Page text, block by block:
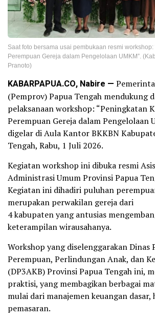
Saat foto bersama usai pembukaan resmi
Perempuan Gereja dalam Pengelolaan UMKM”.
Pranoto)
KABARPAPUA.CO, Nabire —
(Pemprov) Papua Tengah mendukung
pelaksanaan workshop: “Peningkatan
Perempuan Gereja dalam Pengelolaan
digelar di Aula Kantor BKKBN
Tengah, Rabu, 1 Juli 2026.
Kegiatan workshop ini dibuka resmi
Administrasi Umum Provinsi Papua
Kegiatan ini dihadiri puluhan
merupakan perwakilan gereja dari
4 kabupaten yang antusias
keterampilan wirausahanya.
Workshop yang diselenggarakan Dinas
Perempuan, Perlindungan Anak, dan
(DP3AKB) Provinsi Papua Tengah ini,
praktisi, yang membagikan berbagai
mulai dari manajemen keuangan
pemasaran.